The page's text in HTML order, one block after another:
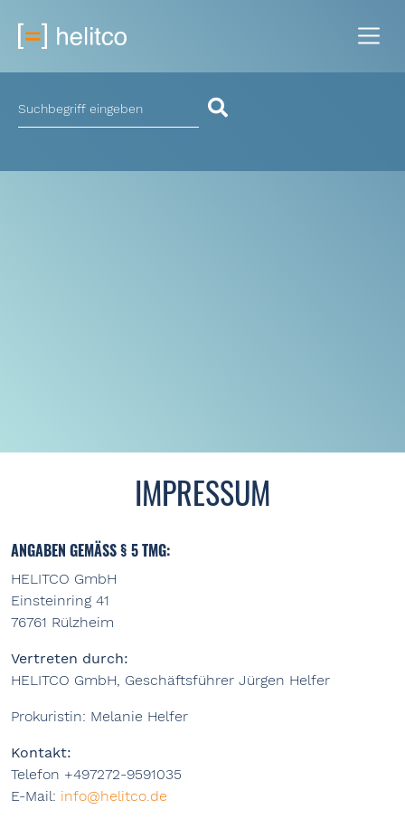
IMPRESSUM
ANGABEN GEMÄSS § 5 TMG:
HELITCO GmbH
Einsteinring 41
76761 Rülzheim
Vertreten durch:
HELITCO GmbH, Geschäftsführer Jürgen Helfer
Prokuristin: Melanie Helfer
Kontakt:
Telefon +497272-9591035
E-Mail: info@helitco.de